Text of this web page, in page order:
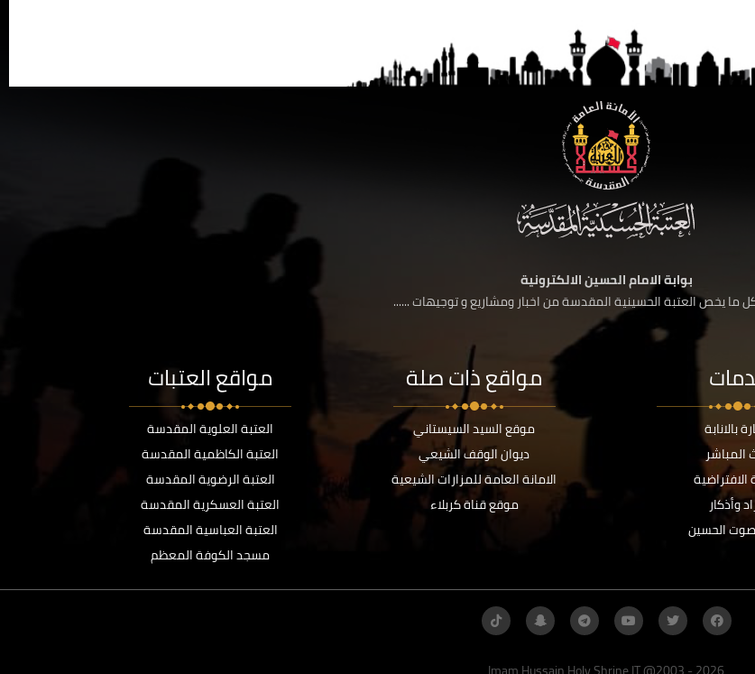
بوابة الامام الحسين الالكترونية
ما يخص العتبة الحسينية المقدسة من اخبار ومشاريع و توجيهات ......
بالانابة
المباشر
الافتراضية
وأذكار
الحسين
مواقع ذات صلة
موقع السيد السيستاني
ديوان الوقف الشيعي
الامانة العامة للمزارات الشيعية
موقع قناة كربلاء
مواقع العتبات
العتبة العلوية المقدسة
العتبة الكاظمية المقدسة
العتبة الرضوية المقدسة
العتبة العسكرية المقدسة
العتبة العباسية المقدسة
مسجد الكوفة المعظم